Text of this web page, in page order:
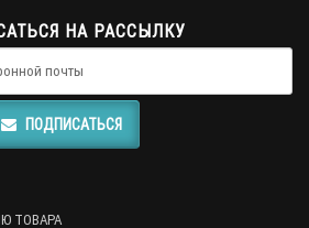
НА РАССЫЛКУ
ПОДПИСАТЬСЯ
ТОВАРА